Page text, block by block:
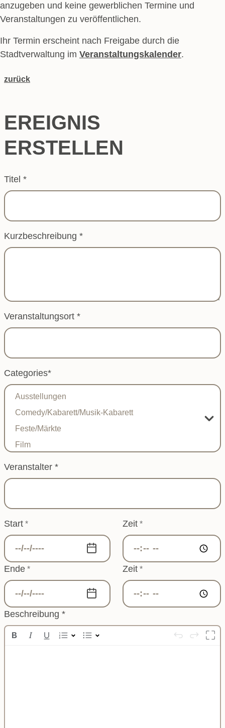
anzugeben und keine gewerblichen Termine und
Veranstaltungen zu veröffentlichen.
Ihr Termin erscheint nach Freigabe durch die
Stadtverwaltung im Veranstaltungskalender.
zurück
EREIGNIS
ERSTELLEN
Titel *
Kurzbeschreibung *
Veranstaltungsort *
Categories*
Veranstalter *
Start * Zeit *
Ende * Zeit *
Beschreibung *